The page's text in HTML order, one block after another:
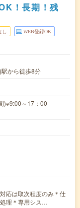
！長期！残
WEB登録OK
から徒歩8分
)※9:00～17：00
応は取次程度のみ＊仕
理＊専用シス…